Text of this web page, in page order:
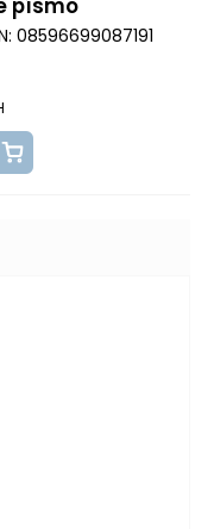
písmo
08596699087191